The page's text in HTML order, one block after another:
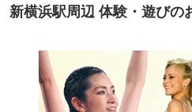
新横浜駅周辺 体験・遊びの